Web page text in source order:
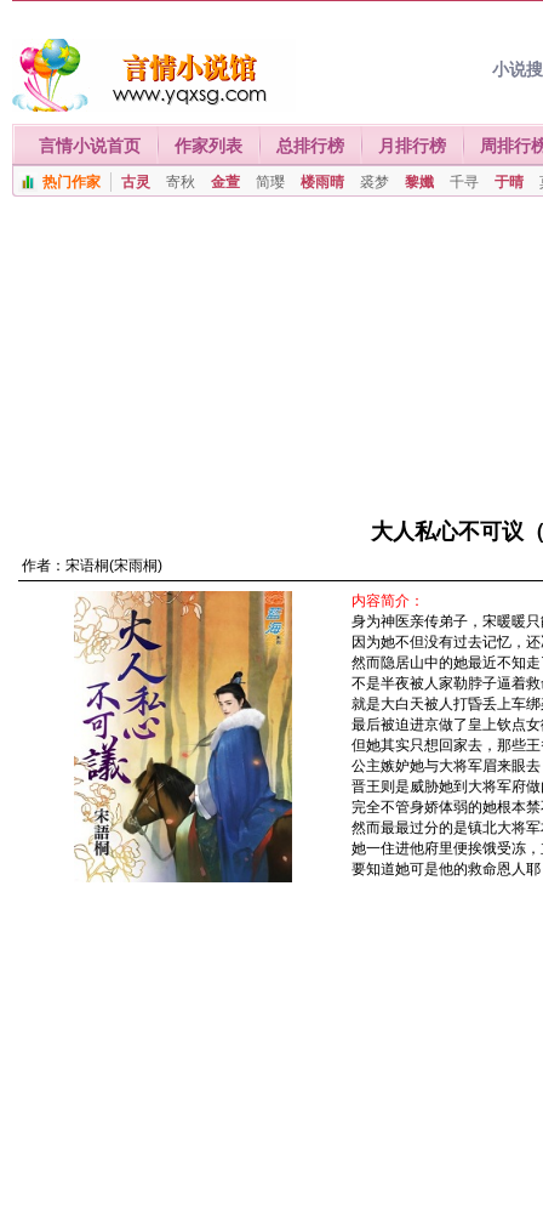
小说
言情小说首页 作家列表 总排行榜 月排行榜 周排行
热门作家 古灵 寄秋 金萱 简璎 楼雨晴 裘梦 黎孅 千寻 于晴
大人私心不可议
作者： 宋语桐(宋雨桐)
内容简介：
身为神医亲传弟子，宋暖暖
因为她不但没有过去记忆，
然而隐居山中的她最近不知
不是半夜被人家勒脖子逼着
就是大白天被人打昏丢上车
最后被迫进京做了皇上钦点
但她其实只想回家去，那些
公主嫉妒她与大将军眉来眼
晋王则是威胁她到大将军府
完全不管身娇体弱的她根本
然而最最过分的是镇北大将
她一住进他府里便挨饿受冻
要知道她可是他的救命恩人